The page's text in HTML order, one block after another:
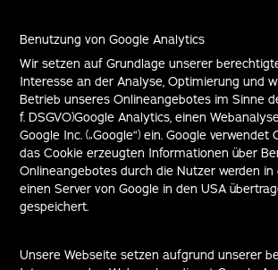
Benutzung von Google Analytics
Wir setzen auf Grundlage unserer
Interesse an der Analyse, Optimierung und
Betrieb unseres Onlineangebotes im Sinne
f. DSGVO)Google Analytics, einen
Google Inc. („Google“) ein. Google verwendet
das Cookie erzeugten Informationen über
Onlineangebotes durch die Nutzer werden in
einen Server von Google in den USA
gespeichert.
Unsere Webseite setzen aufgrund unserer